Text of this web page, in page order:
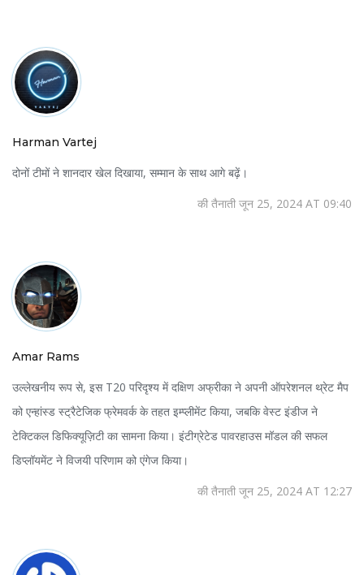
Harman Vartej
दोनों टीमों ने शानदार खेल दिखाया, सम्मान के साथ आगे बढ़ें।
की तैनाती जून 25, 2024 AT 09:40
Amar Rams
उल्लेखनीय रूप से, इस T20 परिदृश्य में दक्षिण अफ्रीका ने अपनी ऑपरेशनल थ्रेट मैप
को एन्हांस्ड स्ट्रैटेजिक फ्रेमवर्क के तहत इम्प्लीमेंट किया, जबकि वेस्ट इंडीज ने
टेक्टिकल डिफिक्यूज़िटी का सामना किया। इंटीग्रेटेड पावरहाउस मॉडल की सफल
डिप्लॉयमेंट ने विजयी परिणाम को एंगेज किया।
की तैनाती जून 25, 2024 AT 12:27